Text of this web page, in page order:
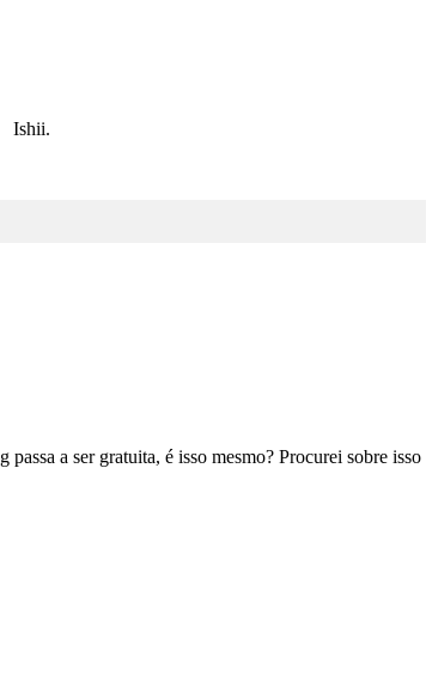
Ishii.
a ser gratuita, é isso mesmo? Procurei sobre isso